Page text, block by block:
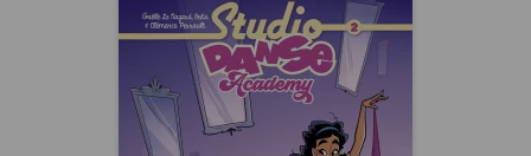
Studio Danse
Academy
Tome 02